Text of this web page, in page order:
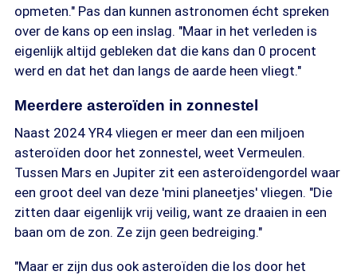
opmeten." Pas dan kunnen astronomen écht spreken
over de kans op een inslag. "Maar in het verleden is
eigenlijk altijd gebleken dat die kans dan 0 procent
werd en dat het dan langs de aarde heen vliegt."
Meerdere asteroïden in zonnestel
Naast 2024 YR4 vliegen er meer dan een miljoen
asteroïden door het zonnestel, weet Vermeulen.
Tussen Mars en Jupiter zit een asteroïdengordel waar
een groot deel van deze 'mini planeetjes' vliegen. "Die
zitten daar eigenlijk vrij veilig, want ze draaien in een
baan om de zon. Ze zijn geen bedreiging."
"Maar er zijn dus ook asteroïden die los door het